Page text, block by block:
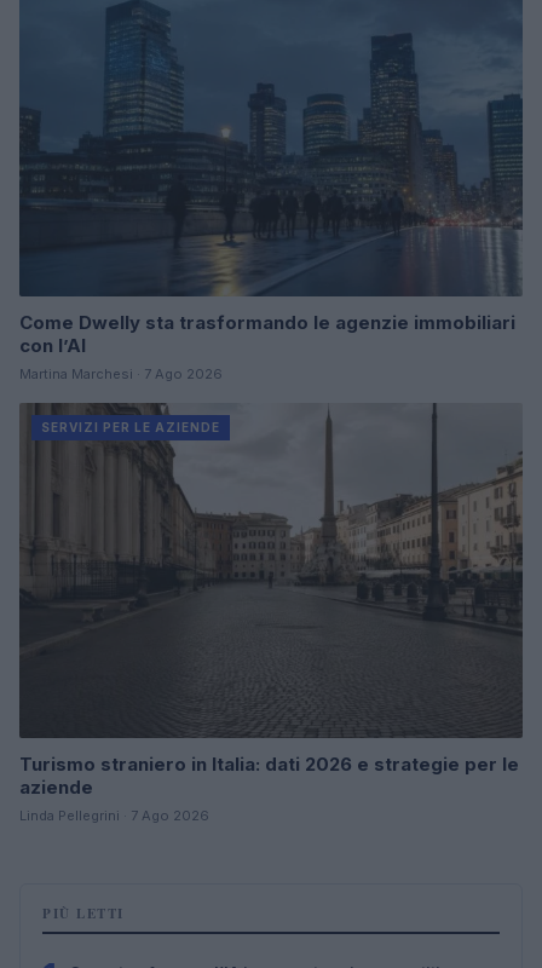
Come Dwelly sta trasformando le agenzie immobiliari
con l’AI
Martina Marchesi · 7 Ago 2026
SERVIZI PER LE AZIENDE
Turismo straniero in Italia: dati 2026 e strategie per le
aziende
Linda Pellegrini · 7 Ago 2026
PIÙ LETTI